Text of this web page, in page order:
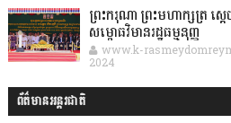
ព្រះករុណា ព្រះមហាក្សត្រ ស្ត
សម្ពោធវិមានរដ្ឋធម្មនុញ្ញ
www.k-
2024
ព័ត៌មានអន្តរជាតិ